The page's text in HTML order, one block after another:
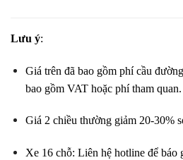
Lưu ý:
Giá trên đã bao gồm phí cầu
bao gồm VAT hoặc phí tham quan.
Giá 2 chiều thường giảm 20-30%
Xe 16 chỗ: Liên hệ hotline để báo